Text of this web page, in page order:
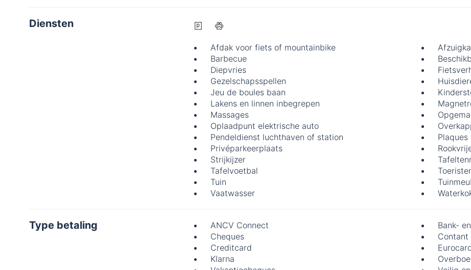
Diensten
Afdak voor fiets of mountainbike
Barbecue
Diepvries
Gezelschapsspellen
Jeu de boules baan
Lakens en linnen inbegrepen
Massages
Oplaadpunt elektrische auto
Pendeldienst luchthaven of station
Privéparkeerplaats
Strijkijzer
Tafelvoetbal
Tuin
Vaatwasser
Type betaling ANCV Connect
Bank-
Cheques
Contant
Creditcard
Klarna